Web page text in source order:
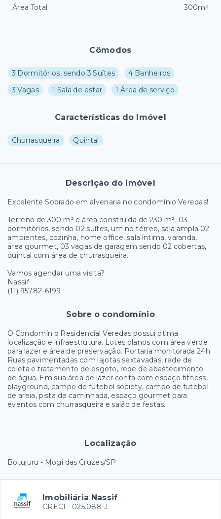
Cômodos
3 Dormitórios, sendo 3 Suítes
4 Banheiros
3 Vagas
1 Sala de estar 1 Área de serviço
Características do Imóvel
Churrasqueira Quintal
Descrição do imóvel
Excelente Sobrado em alvenaria no condomínio Veredas!
Terreno de 300 m² e área construída de 230 m², 03
dormitórios, sendo 02 suítes, um no térreo, sala ampla 02
ambientes, cozinha, home office, sala íntima, varanda,
área gourmet, 03 vagas de garagem sendo 02 cobertas,
quintal com área de churrasqueira.
Vamos agendar uma visita?
Nassif
(11) 95782-6199
Sobre o condomínio
O Condomínio Residencial Veredas possui ótima
localização e infraestrutura. Lotes planos com área verde
para lazer e área de preservação. Portaria monitorada 24h.
Ruas pavimentadas com lajotas sextavadas, rede de
coleta e tratamento de esgoto, rede de abastecimento
de água. Em sua área de lazer conta com espaço fitness,
playground, campo de futebol society, campo de futebol
de areia, pista de caminhada, espaço gourmet para
eventos com churrasqueira e salão de festas.
Localização
Botujuru - Mogi das Cruzes/SP
Área Total
300m²
Imobiliária Nassif
CRECI - 025.088-J